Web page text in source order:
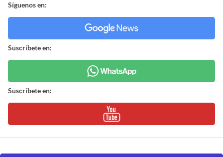
Síguenos en:
Suscríbete en:
Suscríbete en: